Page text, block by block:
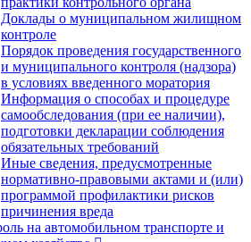
Доклады о муниципальном жилищном
контроле
Порядок проведения государственного
и муниципального контроля (надзора)
в условиях введенного моратория
Информация о способах и процедуре
самообследования (при ее наличии),
подготовки декларации соблюдения
обязательных требований
Иные сведения, предусмотренные
нормативно-правовыми актами и (или)
программой профилактики рисков
причинения вреда
на автомобильном транспорте и